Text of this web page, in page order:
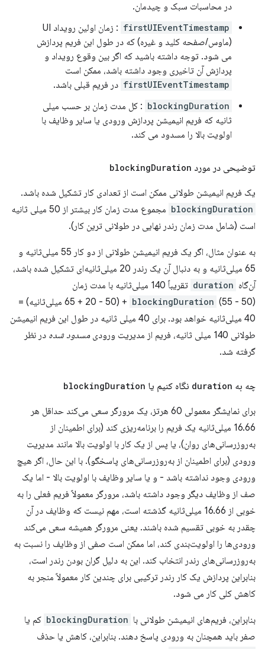
در محاسبات سبک و چیدمان.
firstUIEventTimestamp
: زمان اولین رویداد UI
(ماوس/صفحه کلید و غیره) که در طول این فریم پردازش
می شود. توجه داشته باشید که اگر بین وقوع رویداد و
پردازش آن تاخیری وجود داشته باشد، ممکن است
firstUIEventTimestamp در فریم قبلی باشد.
blockingDuration : کل مدت زمان بر حسب میلی
ثانیه که فریم انیمیشن پردازش ورودی یا سایر وظایف با
اولویت بالا را مسدود می کند.
توضیحی در مورد blockingDuration
یک فریم انیمیشن طولانی ممکن است از تعدادی کار تشکیل شده باشد.
blockingDuration
مجموع مدت زمان کار بیشتر از 50 میلی ثانیه
است (شامل مدت زمان رندر نهایی در طولانی ترین کار).
به عنوان مثال، اگر یک فریم انیمیشن طولانی از دو کار 55 میلی‌ثانیه و
65 میلی‌ثانیه و به دنبال آن یک رندر 20 میلی‌ثانیه‌ای تشکیل شده باشد،
آن‌گاه duration تقریباً 140 میلی‌ثانیه با مدت زمان
blockingDuration
(55 - 50) + (65 + 20 - 50 میلی‌ثانیه) =
40 میلی‌ثانیه خواهد بود. برای 40 میلی ثانیه در طول این فریم انیمیشن
طولانی 140 میلی ثانیه، فریم از مدیریت ورودی
مسدود شده در نظر
گرفته شد.
چه به duration نگاه کنیم یا blockingDuration
برای نمایشگر معمولی 60 هرتز، یک مرورگر سعی می‌کند حداقل هر
16.66 میلی‌ثانیه یک فریم را برنامه‌ریزی کند (برای اطمینان از
به‌روزرسانی‌های روان)، یا پس از یک کار با اولویت بالا مانند مدیریت
ورودی (برای اطمینان از به‌روزرسانی‌های پاسخگو). با این حال، اگر هیچ
ورودی وجود نداشته باشد - و یا سایر وظایف با اولویت بالا - اما یک
صف از وظایف دیگر وجود داشته باشد، مرورگر معمولاً فریم فعلی را به
خوبی از 16.66 میلی‌ثانیه گذشته است، مهم نیست که وظایف در آن
چقدر به خوبی تقسیم شده باشند. یعنی مرورگر همیشه سعی می‌کند
ورودی‌ها را اولویت‌بندی کند، اما ممکن است صفی از وظایف را نسبت به
به‌روزرسانی‌های رندر انتخاب کند. این به دلیل گران بودن رندر است،
بنابراین پردازش یک کار رندر ترکیبی برای چندین کار معمولاً منجر به
کاهش کلی کار می شود.
بنابراین، فریم‌های انیمیشن طولانی با blockingDuration کم یا
صفر باید همچنان به ورودی پاسخ دهند. بنابراین، کاهش یا حذف